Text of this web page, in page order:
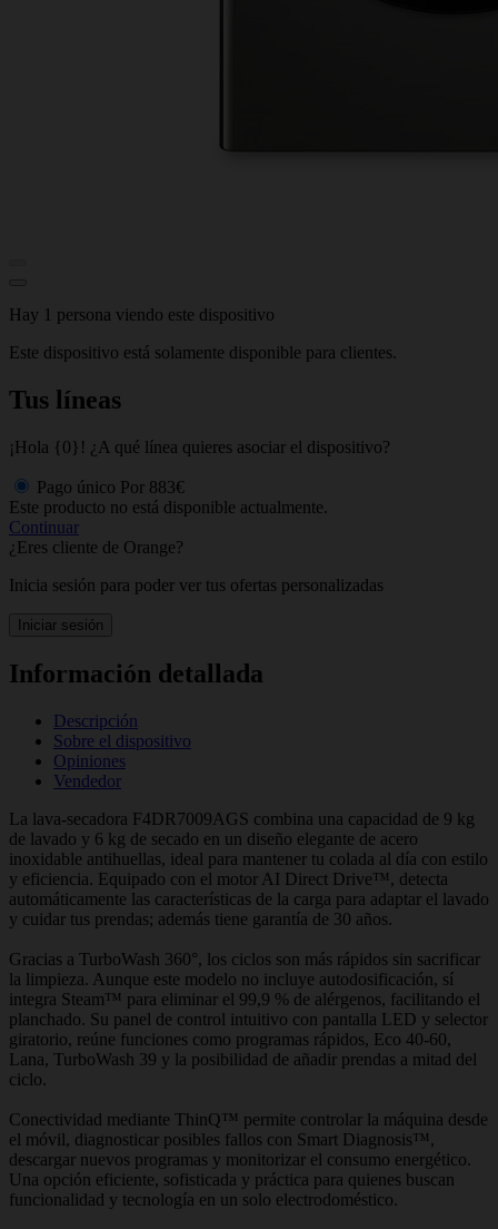
Hay 1 persona viendo este dispositivo
Este dispositivo está solamente disponible para clientes.
Tus líneas
¡Hola {0}! ¿A qué línea quieres asociar el dispositivo?
Pago único Por 883€
Este producto no está disponible actualmente.
Continuar
¿Eres cliente de Orange?
Inicia sesión para poder ver tus ofertas personalizadas
Iniciar sesión
Información detallada
Descripción
Sobre el dispositivo
Opiniones
Vendedor
La lava-secadora F4DR7009AGS combina una capacidad de 9 kg
de lavado y 6 kg de secado en un diseño elegante de acero
inoxidable antihuellas, ideal para mantener tu colada al día con estilo
y eficiencia. Equipado con el motor AI Direct Drive™, detecta
automáticamente las características de la carga para adaptar el lavado
y cuidar tus prendas; además tiene garantía de 30 años.
Gracias a TurboWash 360°, los ciclos son más rápidos sin sacrificar
la limpieza. Aunque este modelo no incluye autodosificación, sí
integra Steam™ para eliminar el 99,9 % de alérgenos, facilitando el
planchado. Su panel de control intuitivo con pantalla LED y selector
giratorio, reúne funciones como programas rápidos, Eco 40-60,
Lana, TurboWash 39 y la posibilidad de añadir prendas a mitad del
ciclo.
Conectividad mediante ThinQ™ permite controlar la máquina desde
el móvil, diagnosticar posibles fallos con Smart Diagnosis™,
descargar nuevos programas y monitorizar el consumo energético.
Una opción eficiente, sofisticada y práctica para quienes buscan
funcionalidad y tecnología en un solo electrodoméstico.